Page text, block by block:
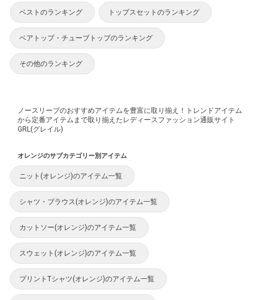
ベストのランキング トップスセットのランキング
ベアトップ・チューブトップのランキング
その他のランキング
ノースリーブのおすすめアイテムを豊富に取り揃え！トレンドアイテム
から定番アイテムまで取り揃えたレディースファッション通販サイト
GRL(グレイル)
オレンジのサブカテゴリー別アイテム
ニット(オレンジ)のアイテム一覧
シャツ・ブラウス(オレンジ)のアイテム一覧
カットソー(オレンジ)のアイテム一覧
スウェット(オレンジ)のアイテム一覧
プリントTシャツ(オレンジ)のアイテム一覧